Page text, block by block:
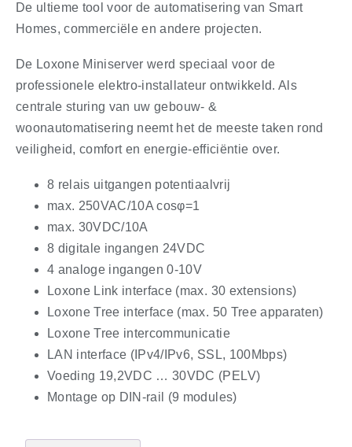
De ultieme tool voor de automatisering van Smart
Homes, commerciële en andere projecten.
De Loxone Miniserver werd speciaal voor de
professionele elektro-installateur ontwikkeld. Als
centrale sturing van uw gebouw- &
woonautomatisering neemt het de meeste taken rond
veiligheid, comfort en energie-efficiëntie over.
8 relais uitgangen potentiaalvrij
max. 250VAC/10A cosφ=1
max. 30VDC/10A
8 digitale ingangen 24VDC
4 analoge ingangen 0-10V
Loxone Link interface (max. 30 extensions)
Loxone Tree interface (max. 50 Tree apparaten)
Loxone Tree intercommunicatie
LAN interface (IPv4/IPv6, SSL, 100Mbps)
Voeding 19,2VDC … 30VDC (PELV)
Montage op DIN-rail (9 modules)